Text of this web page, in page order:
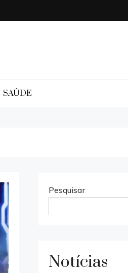
SAÚDE
Pesquisar
Notícias